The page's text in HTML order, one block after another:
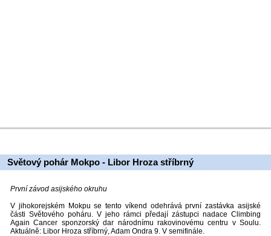
Světový pohár Mokpo - Libor Hroza stříbrný
První závod asijského okruhu
V jihokorejském Mokpu se tento víkend odehrává první zastávka asijské
části Světového poháru. V jeho rámci předají zástupci nadace Climbing
Again Cancer sponzorský dar národnímu rakovinovému centru v Soulu.
Aktuálně: Libor Hroza stříbrný, Adam Ondra 9. V semifinále.